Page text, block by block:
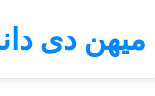
میهن دی